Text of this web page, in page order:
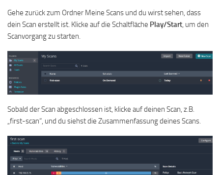
Gehe zurück zum Ordner Meine Scans und du wirst sehen, dass
dein Scan erstellt ist. Klicke auf die Schaltfläche Play/Start, um den
Scanvorgang zu starten.
Sobald der Scan abgeschlossen ist, klicke auf deinen Scan, z.B.
„first-scan“, und du siehst die Zusammenfassung deines Scans.